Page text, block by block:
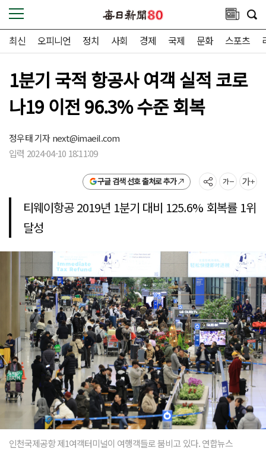
최신 오피니언 정치 사회 경제 국제 문화 스포츠
1분기 국적 항공사 여객 실적 코로
나19 이전 96.3% 수준 회복
정우태 기자next@imaeil.com
입력 2024-04-10 18:11:09
구글 검색 선호 출처로 추가
티웨이항공 2019년 1분기 대비 125.6% 회복률 1위
달성
인천국제공항 제1여객터미널이 여행객들로 붐비고 있다. 연합뉴스